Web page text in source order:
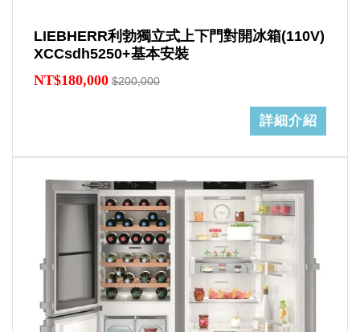
LIEBHERR利勃獨立式上下門對開冰箱(110V)
XCCsdh5250+基本安裝
NT$180,000 $200,000
詳細介紹